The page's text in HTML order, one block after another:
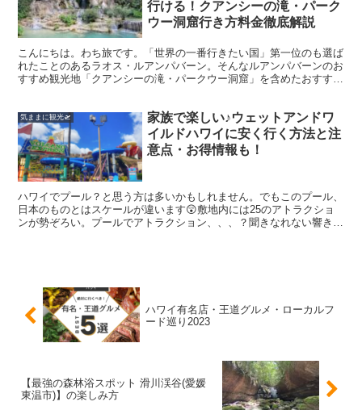
行ける！クアンシーの滝・パーク
ウー洞窟行き方料金徹底解説
こんにちは。わち旅です。「世界の一番行きたい国」第一位のも選ば
れたことのあるラオス・ルアンパバーン。そんなルアンパバーンのお
すすめ観光地「クアンシーの滝・パークウー洞窟」を含めたおすすめ
気ままに観光🛫
家族で楽しい♪ウェットアンドワ
イルドハワイに安く行く方法と注
意点・お得情報も！
ハワイでプール？と思う方は多いかもしれません。でもこのプール、
日本のものとはスケールが違います😲敷地内には25のアトラクショ
ンが勢ぞろい。プールでアトラクション、、、？聞きなれない響きで
ハワイ有名店・王道グルメ・ローカルフ
ード巡り2023
【最強の森林浴スポット 滑川渓谷(愛媛
東温市)】の楽しみ方